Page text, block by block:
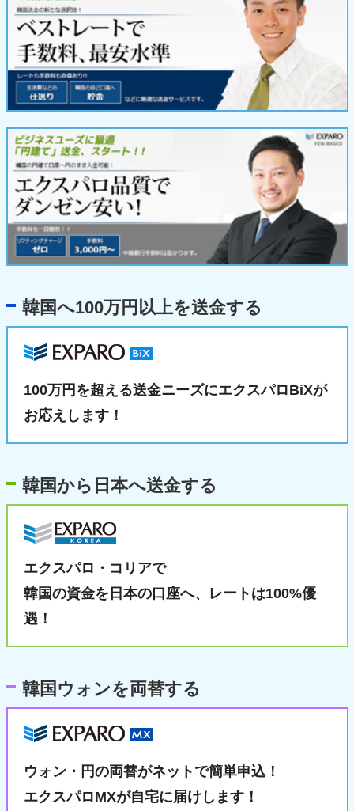
韓国へ100万円以上を送金する
100万円を超える送金ニーズにエクスパロBiXが
お応えします！
韓国から日本へ送金する
エクスパロ・コリアで
韓国の資金を日本の口座へ、
レートは100%優
遇！
韓国ウォンを両替する
ウォン・円の両替がネットで簡単申込！
エクスパロMXが自宅に届けします！